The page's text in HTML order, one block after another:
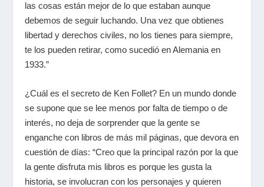
las cosas están mejor de lo que estaban aunque
debemos de seguir luchando. Una vez que obtienes
libertad y derechos civiles, no los tienes para siempre,
te los pueden retirar, como sucedió en Alemania en
1933.”
¿Cuál es el secreto de Ken Follet? En un mundo donde
se supone que se lee menos por falta de tiempo o de
interés, no deja de sorprender que la gente se
enganche con libros de más mil páginas, que devora en
cuestión de días: “Creo que la principal razón por la que
la gente disfruta mis libros es porque les gusta la
historia, se involucran con los personajes y quieren